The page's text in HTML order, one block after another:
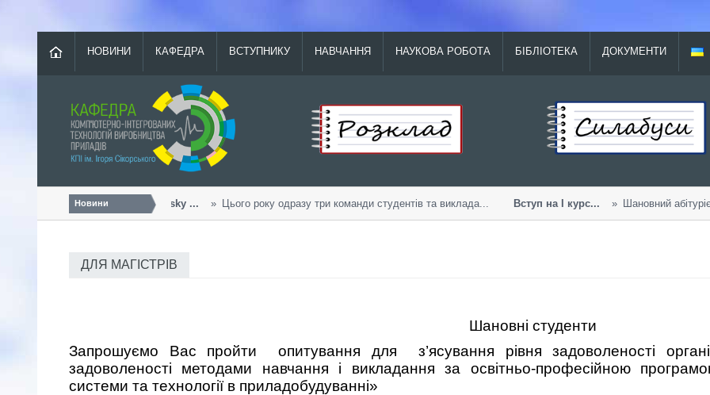
НОВИНИ КАФЕДРА ВСТУПНИКУ НАВЧАННЯ НАУКОВА РОБОТА БІБЛІОТЕКА ДОКУМЕНТИ
Новини
Урожайний «Sikorsky ... Цього року одразу три команди студентів та виклада... Вступ на І курс... Шановний
ДЛЯ МАГІСТРІВ
Шановні студенти
Запрошуємо Вас пройти
опитування для з’ясування рівня задоволеності
задоволеності методами навчання і викладання за освітньо-професійною
системи та технології в приладобудуванні»